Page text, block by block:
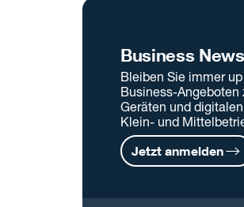
Business
Bleiben Sie immer
Business-Angeboten
Geräten und
Klein- und
Jetzt anmelden